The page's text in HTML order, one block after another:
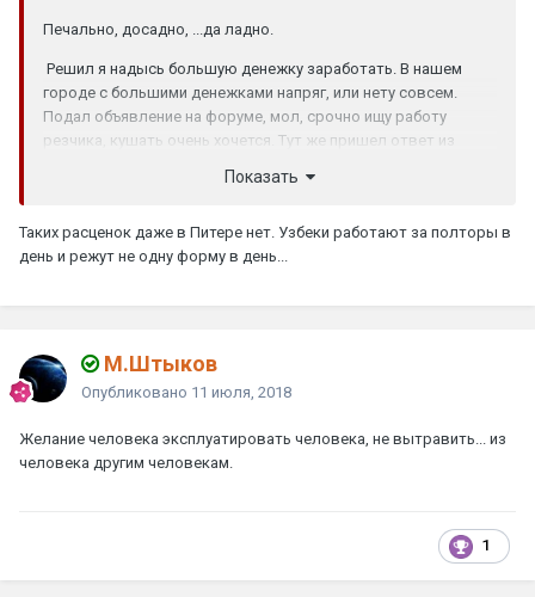
Печально, досадно, ...да ладно.
Решил я надысь большую денежку заработать. В нашем
городе с большими денежками напряг, или нету совсем.
Подал объявление на форуме, мол, срочно ищу работу
резчика, кушать очень хочется. Тут же пришел ответ из
Святославовны, мол, приезжайте, милости просим. Теряя от
денежки, звоню по межгороду узнать насчет минимальных
расценок за работу. Спрашиваю:
- Полторы тысячи.
ценах и не слыхивали! А сколько у вас стоит волна из
гранита?
- Все! Держите место! Еду!... Кстати, еще один шкурный
вопросик: а затраты на бензин компенсируете? дорога-то
Показать
Таких расценок даже в Питере нет. Узбеки работают за полторы в
день и режут не одну форму в день...
М.Штыков
Опубликовано 11 июля, 2018
Желание человека эксплуатировать человека, не вытравить... из
человека другим человекам.
1